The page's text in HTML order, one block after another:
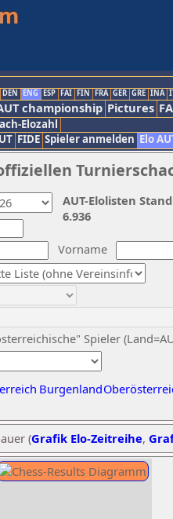
DEN ENG ESP FAI FIN FRA GER GRE INA
championship Pictures
Elozahl
FIDE Spieler anmelden Elo
Vorname
Spieler
Burgenland
AUT-Elolisten
6.936
(Grafik Elo-Zeitreihe,